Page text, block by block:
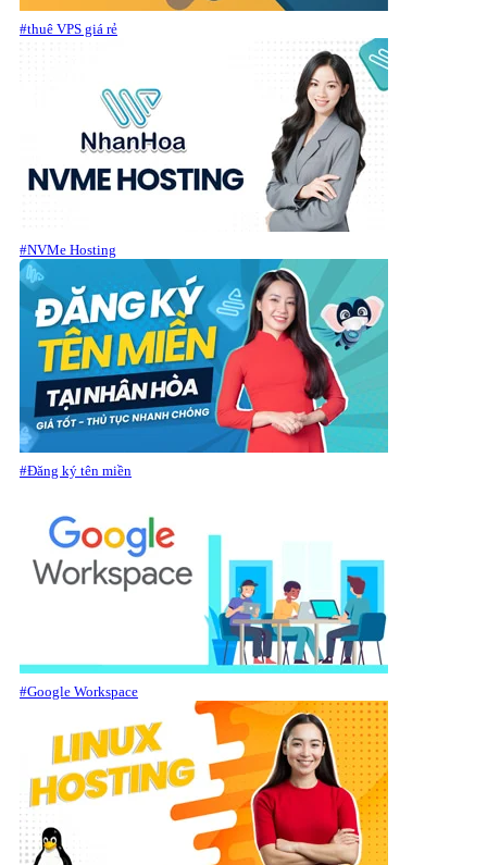
#thuê VPS giá rẻ
#NVMe Hosting
#Đăng ký tên miền
#Google Workspace